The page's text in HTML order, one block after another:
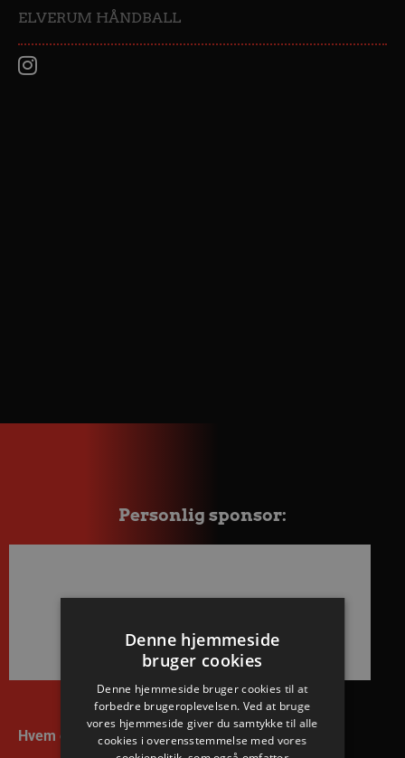
ELVERUM HÅNDBALL
Personlig sponsor:
Hvem er mest morsdreng?
Denne hjemmeside
bruger cookies
Denne hjemmeside bruger cookies til at
forbedre brugeroplevelsen. Ved at bruge
vores hjemmeside giver du samtykke til alle
cookies i overensstemmelse med vores